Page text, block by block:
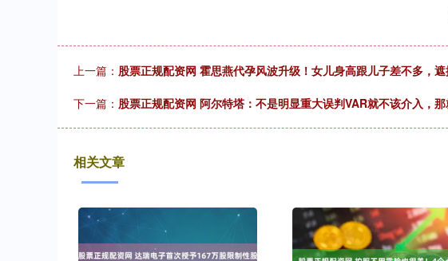
上一篇： 股票正规配资网 霍思燕代孕风波升级！女儿身高跟儿子差不多，
下一篇： 股票正规配资网 阿尔特塔：不是明显重大误判VAR就不该介入，
相关文章